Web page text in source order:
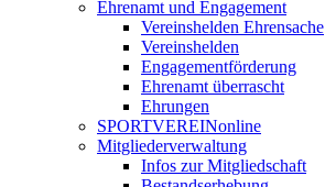
Ehrenamt und Engagement
Vereinshelden Ehrensache
Vereinshelden
Engagementförderung
Ehrenamt überrascht
Ehrungen
SPORTVEREINonline
Mitgliederverwaltung
Infos zur Mitgliedschaft